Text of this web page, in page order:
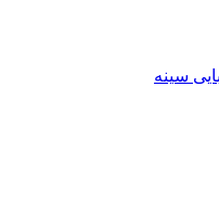
سینه